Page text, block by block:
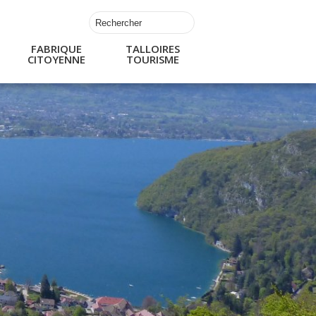
FABRIQUE
CITOYENNE
TALLOIRES
TOURISME